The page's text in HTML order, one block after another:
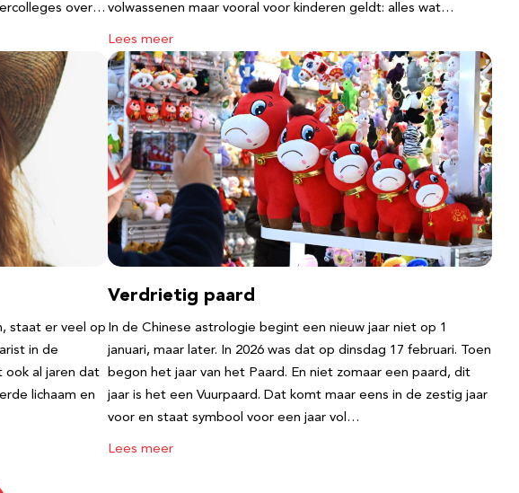
over… volwassenen maar vooral voor kinderen geldt: alles wat…
Lees meer
staat er veel op
in de
ook al jaren dat
lichaam en
Verdrietig paard
In de Chinese astrologie begint een nieuw jaar niet op 1
januari, maar later. In 2026 was dat op dinsdag 17 februari. Toen
begon het jaar van het Paard. En niet zomaar een paard, dit
jaar is het een Vuurpaard. Dat komt maar eens in de zestig jaar
voor en staat symbool voor een jaar vol…
Lees meer